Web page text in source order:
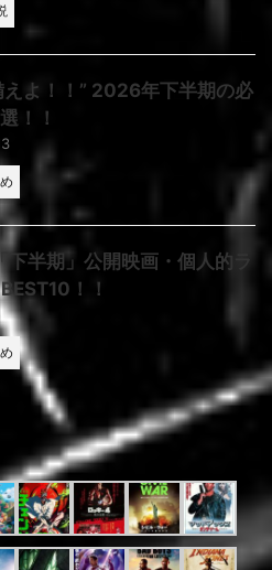
えよ！！” 2026年下半期の必
！！
半期」公開映画・個人的ラ
！！